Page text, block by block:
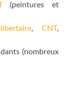
(peintures et
, CNT,
(nombreux